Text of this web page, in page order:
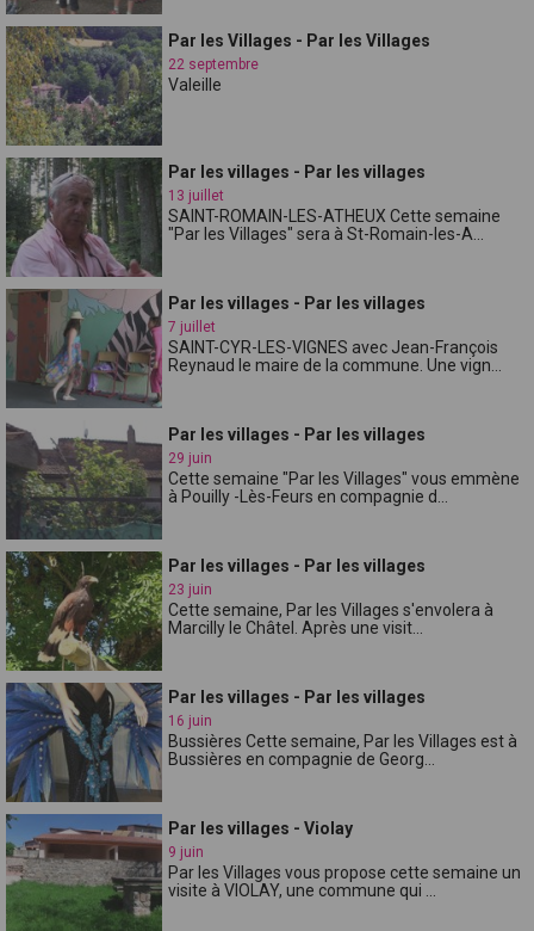
Par les Villages - Par les Villages
22 septembre
Valeille
Par les villages - Par les villages
13 juillet
SAINT-ROMAIN-LES-ATHEUX Cette semaine
"Par les Villages" sera à St-Romain-les-A...
Par les villages - Par les villages
7 juillet
SAINT-CYR-LES-VIGNES avec Jean-François
Reynaud le maire de la commune. Une vign...
Par les villages - Par les villages
29 juin
Cette semaine "Par les Villages" vous emmène
à Pouilly -Lès-Feurs en compagnie d...
Par les villages - Par les villages
23 juin
Cette semaine, Par les Villages s'envolera à
Marcilly le Châtel. Après une visit...
Par les villages - Par les villages
16 juin
Bussières Cette semaine, Par les Villages est à
Bussières en compagnie de Georg...
Par les villages - Violay
9 juin
Par les Villages vous propose cette semaine un
visite à VIOLAY, une commune qui ...